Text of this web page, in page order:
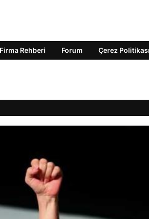
Firma Rehberi Forum Çerez